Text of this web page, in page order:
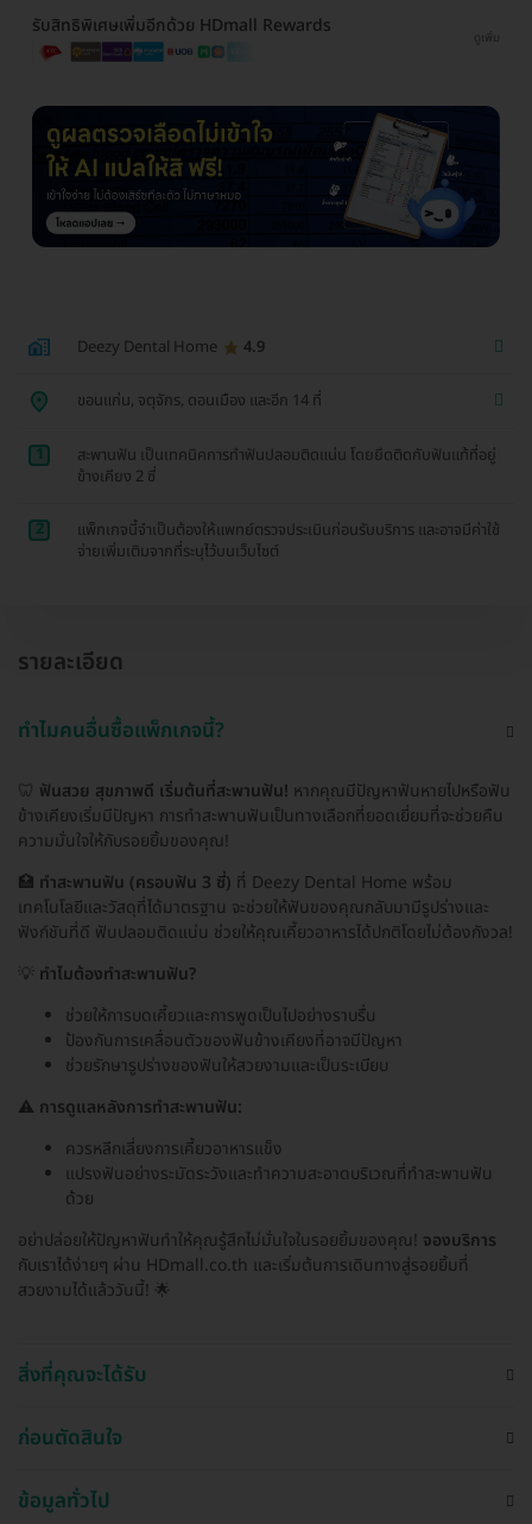
รับสิทธิพิเศษเพิ่มอีกด้วย HDmall Rewards
ดูเพิ่ม
Deezy Dental Home 4.9
ขอนแก่น, จตุจักร, ดอนเมือง และอีก 14 ที่
1
สะพานฟัน เป็นเทคนิคการทำฟันปลอมติดแน่น โดยยึดติดกับฟันแท้ที่อยู่
ข้างเคียง 2 ซี่
2
แพ็กเกจนี้จำเป็นต้องให้แพทย์ตรวจประเมินก่อนรับบริการ และอาจมีค่าใช้
จ่ายเพิ่มเติมจากที่ระบุไว้บนเว็บไซต์
รายละเอียด
ทำไมคนอื่นซื้อแพ็กเกจนี้?
🦷 ฟันสวย สุขภาพดี เริ่มต้นที่สะพานฟัน! หากคุณมีปัญหาฟันหายไปหรือฟัน
ข้างเคียงเริ่มมีปัญหา การทำสะพานฟันเป็นทางเลือกที่ยอดเยี่ยมที่จะช่วยคืน
ความมั่นใจให้กับรอยยิ้มของคุณ!
🏥 ทำสะพานฟัน (ครอบฟัน 3 ซี่) ที่ Deezy Dental Home พร้อม
เทคโนโลยีและวัสดุที่ได้มาตรฐาน จะช่วยให้ฟันของคุณกลับมามีรูปร่างและ
ฟังก์ชันที่ดี ฟันปลอมติดแน่น ช่วยให้คุณเคี้ยวอาหารได้ปกติโดยไม่ต้องกังวล!
💡 ทำไมต้องทำสะพานฟัน?
ช่วยให้การบดเคี้ยวและการพูดเป็นไปอย่างราบรื่น
ป้องกันการเคลื่อนตัวของฟันข้างเคียงที่อาจมีปัญหา
ช่วยรักษารูปร่างของฟันให้สวยงามและเป็นระเบียบ
⚠️ การดูแลหลังการทำสะพานฟัน:
ควรหลีกเลี่ยงการเคี้ยวอาหารแข็ง
แปรงฟันอย่างระมัดระวังและทำความสะอาดบริเวณที่ทำสะพานฟัน
ด้วย
อย่าปล่อยให้ปัญหาฟันทำให้คุณรู้สึกไม่มั่นใจในรอยยิ้มของคุณ! จองบริการ
กับเราได้ง่ายๆ ผ่าน HDmall.co.th และเริ่มต้นการเดินทางสู่รอยยิ้มที่
สวยงามได้แล้ววันนี้! 🌟
สิ่งที่คุณจะได้รับ
ก่อนตัดสินใจ
ข้อมูลทั่วไป